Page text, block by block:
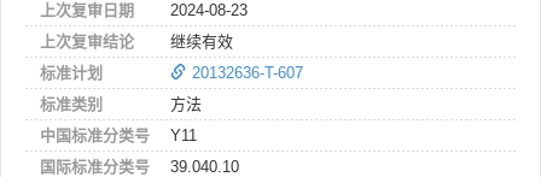
上次复审日期
2024-08-23
上次复审结论
继续有效
标准计划
20132636-T-607
标准类别
方法
中国标准分类号
Y11
国际标准分类号
39.040.10